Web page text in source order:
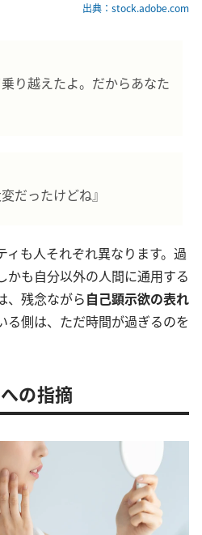
出典：stock.adobe.com
り越えたよ。だからあなた
だったけどね』
ィも人それぞれ異なります。過
かも自分以外の人間に通用する
、残念ながら自己顕示欲の表れ
る側は、ただ時間が過ぎるのを
の指摘